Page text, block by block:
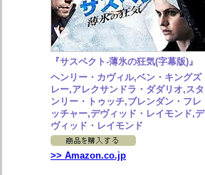
『サスペクト-薄氷の狂気(字幕版)』
ヘンリー・カヴィル,ベン・キングズ
レー,アレクサンドラ・ダダリオ,スタ
ンリー・トゥッチ,ブレンダン・フレ
ッチャー,デヴィッド・レイモンド,デ
ヴィッド・レイモンド
>> Amazon.co.jp